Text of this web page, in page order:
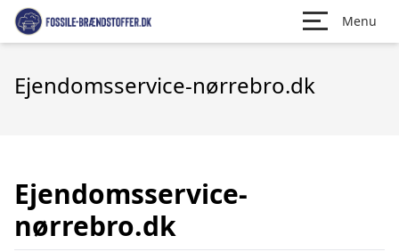
Menu
Ejendomsservice-nørrebro.dk
Ejendomsservice-
nørrebro.dk